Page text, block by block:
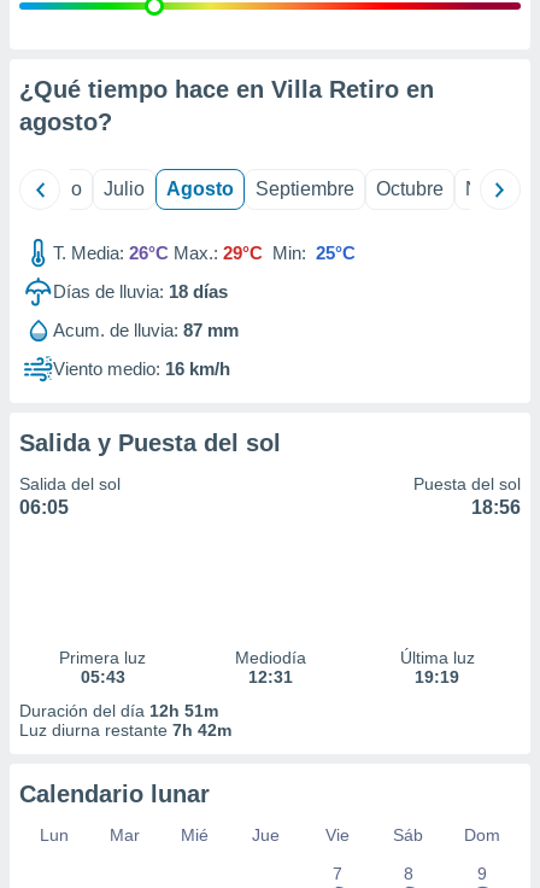
e
mediante
publicidad
de
1199
¿Qué tiempo hace en Villa Retiro en
agosto?
Junio Julio Agosto Septiembre Octubre
T. Media: 26°C Max.: 29°C Min: 25°C
Días de lluvia: 18 días
Acum. de lluvia: 87 mm
Viento medio: 16 km/h
Salida y Puesta del sol
Salida del sol
06:05
Puesta del sol
18:56
Primera luz
05:43
Mediodía
12:31
Última luz
19:19
Duración del día 12h 51m
Luz diurna restante 7h 42m
Calendario lunar
Lun Mar Mié Jue Vie Sáb
Dom
7
8 9